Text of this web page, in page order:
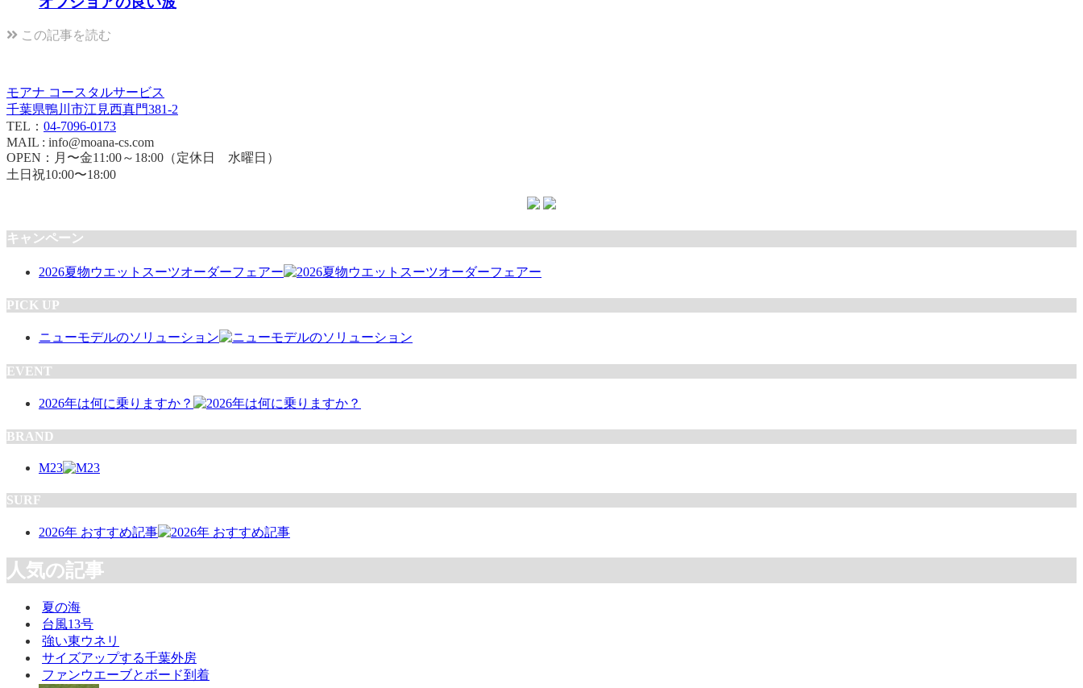
この記事を読む
モアナ コースタルサービス
千葉県鴨川市江見西真門381-2
TEL： 04-7096-0173
MAIL : info@moana-cs.com
OPEN：月〜金11:00～18:00（定休日 水曜日）
土日祝10:00〜18:00
キャンペーン
2026夏物ウエットスーツオーダーフェアー
PICK UP
ニューモデルのソリューション
EVENT
2026年は何に乗りますか？
BRAND
M23
SURF
2026年 おすすめ記事
人気の記事
夏の海
台風13号
強い東ウネリ
サイズアップする千葉外房
ファンウエーブとボード到着